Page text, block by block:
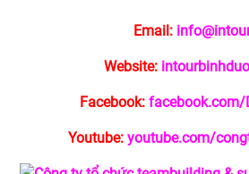
Email:
Website:
Facebook: facebook.com/
Youtube: youtube.com/